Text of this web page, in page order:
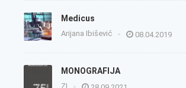
Medicus
Arijana Ibišević 08.04.2019
MONOGRAFIJA
ZI